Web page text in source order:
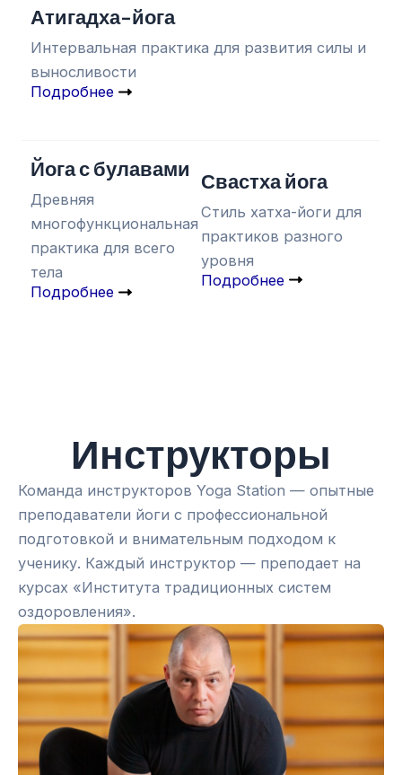
Атигадха-йога
Интервальная практика для развития силы и
выносливости
Подробнее
Йога с булавами
Древняя
многофункциональная
практика для всего
тела
Подробнее
Свастха йога
Стиль хатха-йоги для
практиков разного
уровня
Подробнее
Инструкторы
Команда инструкторов Yoga Station — опытные
преподаватели йоги с профессиональной
подготовкой и внимательным подходом к
ученику. Каждый инструктор — преподает на
курсах «Института традиционных систем
оздоровления».